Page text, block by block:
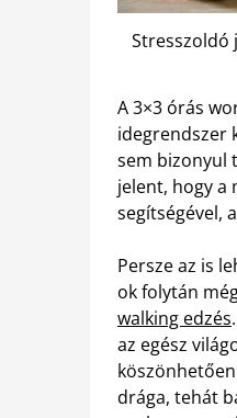
Stresszoldó
A 3×3 órás
idegrendszer
sem bizonyul
jelent, hogy a
segítségével,
Persze az is
ok folytán
walking edzés
az egész
drága, tehát